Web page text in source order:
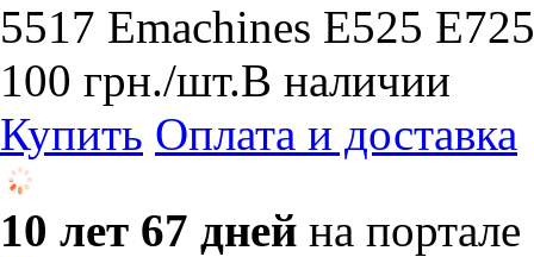
5517 Emachines E525
100 грн./шт.В наличии
Купить Оплата и доставка
10 лет 67 дней на портале